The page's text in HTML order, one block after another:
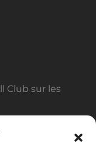
Club sur les